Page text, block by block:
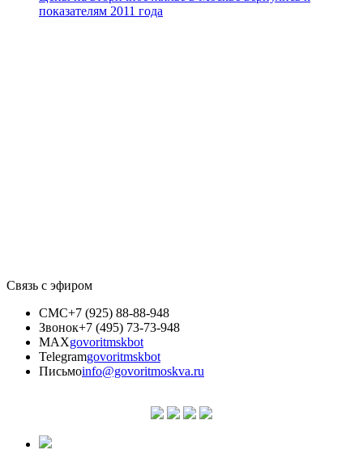
показателям 2011 года
Связь с эфиром
СМС+7 (925) 88-88-948
Звонок+7 (495) 73-73-948
MAXgovoritmskbot
Telegramgovoritmskbot
Письмоinfo@govoritmoskva.ru